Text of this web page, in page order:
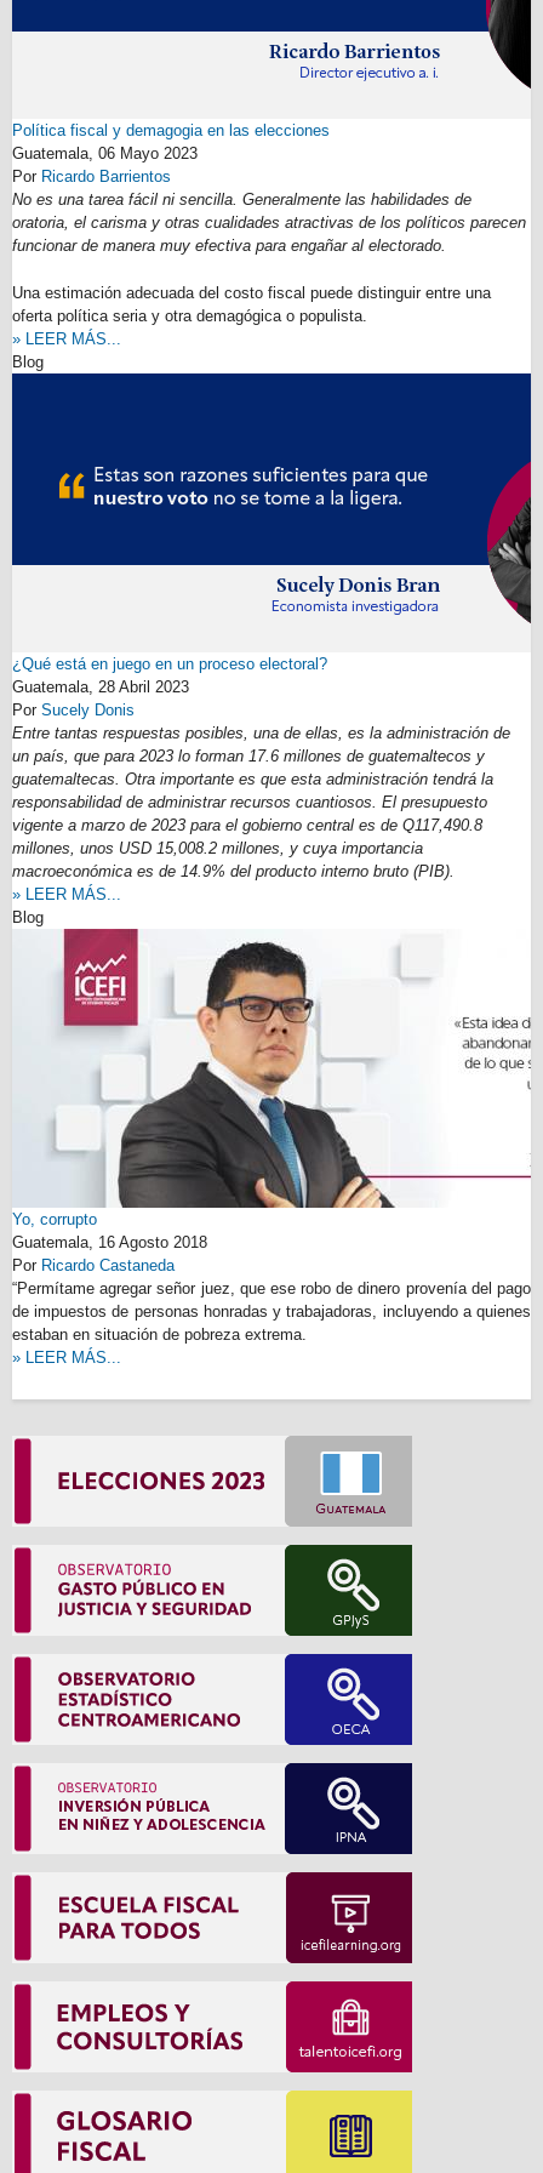
Política fiscal y demagogia en las elecciones
Guatemala, 06 Mayo 2023
Por Ricardo Barrientos
No es una tarea fácil ni sencilla. Generalmente las habilidades de
oratoria, el carisma y otras cualidades atractivas de los políticos parecen
funcionar de manera muy efectiva para engañar al electorado.
Una estimación adecuada del costo fiscal puede distinguir entre una
oferta política seria y otra demagógica o populista.
» LEER MÁS...
Blog
¿Qué está en juego en un proceso electoral?
Guatemala, 28 Abril 2023
Por Sucely Donis
Entre tantas respuestas posibles, una de ellas, es la administración de
un país, que para 2023 lo forman 17.6 millones de guatemaltecos y
guatemaltecas. Otra importante es que esta administración tendrá la
responsabilidad de administrar recursos cuantiosos. El presupuesto
vigente a marzo de 2023 para el gobierno central es de Q117,490.8
millones, unos USD 15,008.2 millones, y cuya importancia
macroeconómica es de 14.9% del producto interno bruto (PIB).
» LEER MÁS...
Blog
Yo, corrupto
Guatemala, 16 Agosto 2018
Por Ricardo Castaneda
“Permítame agregar señor juez, que ese robo de dinero provenía del pago
de impuestos de personas honradas y trabajadoras, incluyendo a quienes
estaban en situación de pobreza extrema.
» LEER MÁS...